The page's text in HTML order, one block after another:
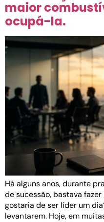
maior
ocupá-la.
Há alguns anos, durante
de sucessão, bastava
gostaria de ser líder um
levantarem. Hoje, em